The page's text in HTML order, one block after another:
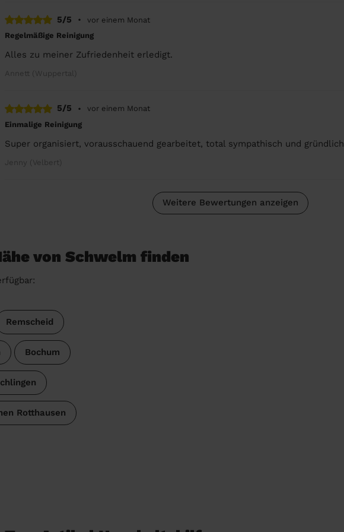
5/5 •
vor einem Monat
Regelmäßige Reinigung
Alles zu meiner Zufriedenheit erledigt.
Annett (Wuppertal)
5/5 •
vor einem Monat
Einmalige Reinigung
Super organisiert, vorausschauend gearbeitet, total sympathisch und gründlich
Jenny (Velbert)
Weitere Bewertungen anzeigen
von Schwelm finden
Remscheid
Bochum
Rotthausen